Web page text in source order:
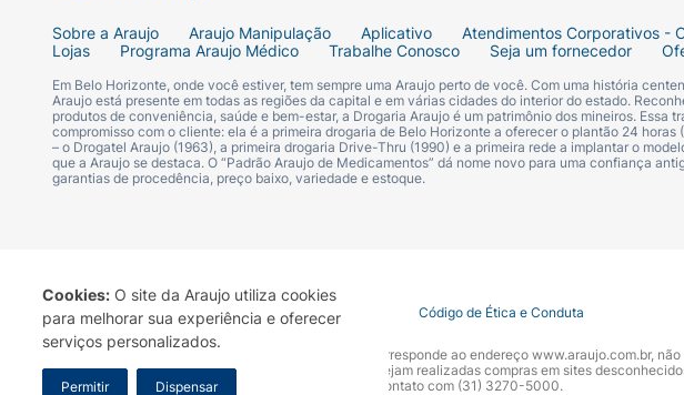
Cookies: O site da Araujo utiliza cookies
para melhorar sua experiência e oferecer
serviços personalizados.
Permitir Dispensar
Sobre a Araujo Araujo Manipulação Aplicativo Atendimentos Corporativos -
Lojas
Programa Araujo Médico Trabalhe Conosco Seja um fornecedor
Em Belo Horizonte, onde você estiver, tem sempre uma Araujo perto de você. Com uma história
Araujo está presente em todas as regiões da capital e em várias cidades do interior do estado.
produtos de conveniência, saúde e bem-estar, a Drogaria Araujo é um patrimônio dos mineiros. Essa
compromisso com o cliente: ela é a primeira drogaria de Belo Horizonte a oferecer o plantão 24
– o Drogatel Araujo (1963), a primeira drogaria Drive-Thru (1990) e a primeira rede a implantar o
que a Araujo se destaca. O “Padrão Araujo de Medicamentos” dá nome novo para uma confiança
garantias de procedência, preço baixo, variedade e estoque.
Termo de Uso Portal da Privacidade Covid-19 Código de Ética e Conduta
A Drogaria Araujo S/A informa que o seu site oficial corresponde ao endereço www.araujo.com.br,
marca. Para sua segurança recomendamos que não sejam realizadas compras em sites
Araujo S.A. Em caso de dúvidas, gentileza entrar em contato com (31) 3270-5000.